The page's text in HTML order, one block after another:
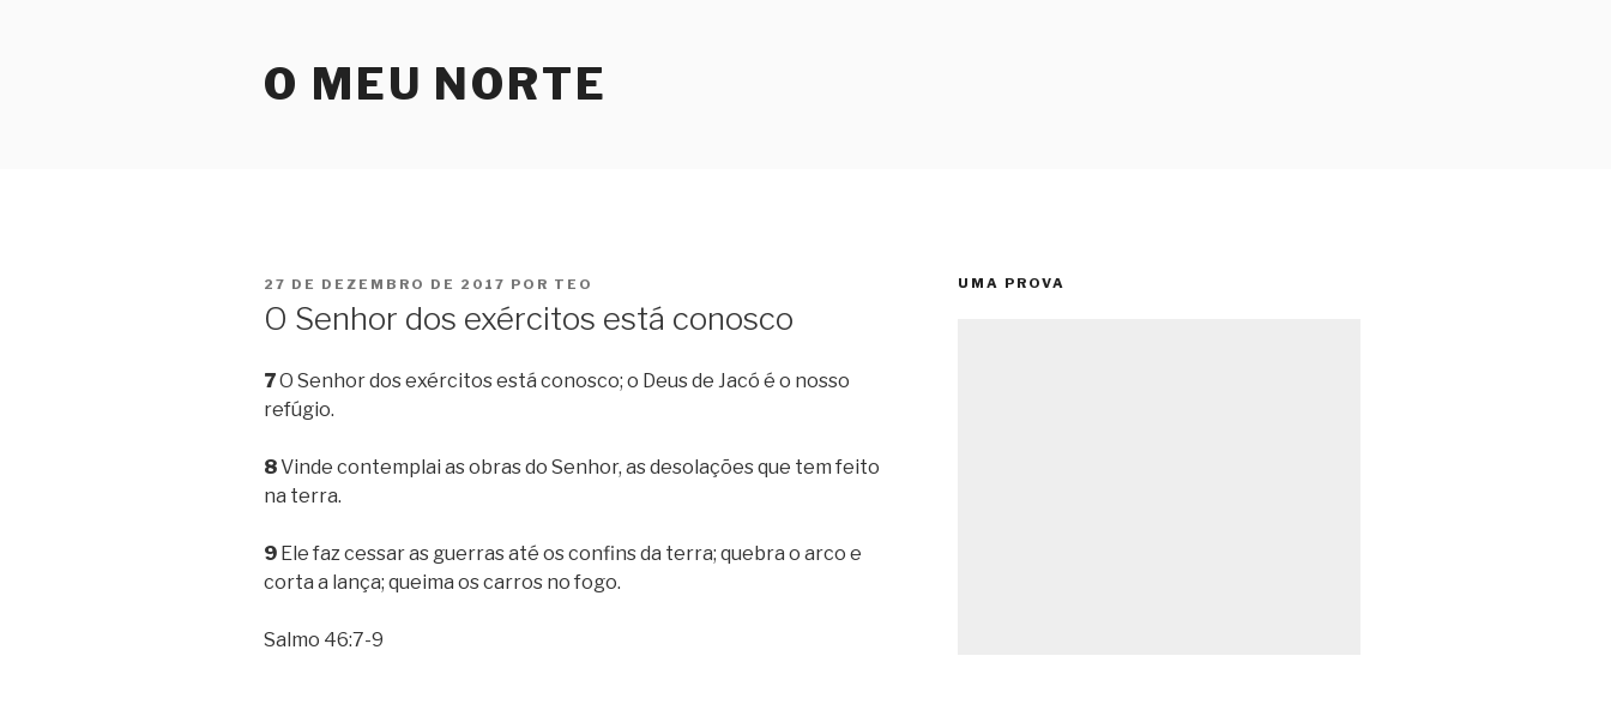
O MEU NORTE
PUBLICADO
27 DE DEZEMBRO DE 2017 POR TEO
O Senhor dos exércitos está conosco
7O Senhor dos exércitos está conosco; o Deus de Jacó é o nosso
refúgio.
8Vinde contemplai as obras do Senhor, as desolações que tem feito
na terra.
9 Ele faz cessar as guerras até os confins da terra; quebra o arco e
corta a lança; queima os carros no fogo.
Salmo 46:7-9
UMA PROVA